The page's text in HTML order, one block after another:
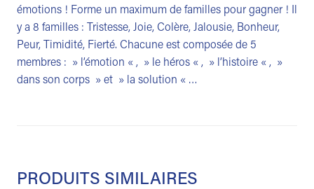
émotions ! Forme un maximum de familles pour gagner ! Il
y a 8 familles : Tristesse, Joie, Colère, Jalousie, Bonheur,
Peur, Timidité, Fierté. Chacune est composée de 5
membres : » l’émotion « , » le héros « , » l’histoire « , »
dans son corps » et » la solution « …
PRODUITS SIMILAIRES